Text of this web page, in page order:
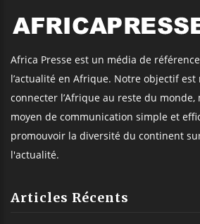
Africa Presse est un média de
l’actualité en Afrique. Notre objectif
connecter l’Afrique au reste du monde,
moyen de communication simple et
promouvoir la diversité du continent
l'actualité.
Articles Récents